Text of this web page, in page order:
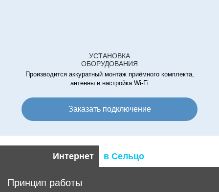
УСТАНОВКА
ОБОРУДОВАНИЯ
Производится аккуратный монтаж приёмного комплекта,
антенны и настройка Wi-Fi
Заказать подключение
Интернет в Сельцо
Принцип работы